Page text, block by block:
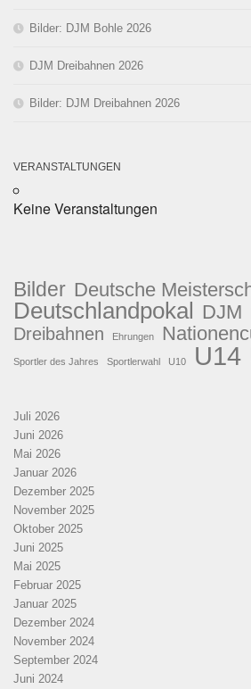
Bilder: DJM Bohle 2026
DJM Dreibahnen 2026
Bilder: DJM Dreibahnen 2026
VERANSTALTUNGEN
Keine Veranstaltungen
Bilder Deutsche
Deutschlandpokal DJM
Dreibahnen Ehrungen
Sportler des Jahres Sportlerwahl U10 U14
Juli 2026
Juni 2026
Mai 2026
Januar 2026
Dezember 2025
November 2025
Oktober 2025
Juni 2025
Mai 2025
Februar 2025
Januar 2025
Dezember 2024
November 2024
September 2024
Juni 2024